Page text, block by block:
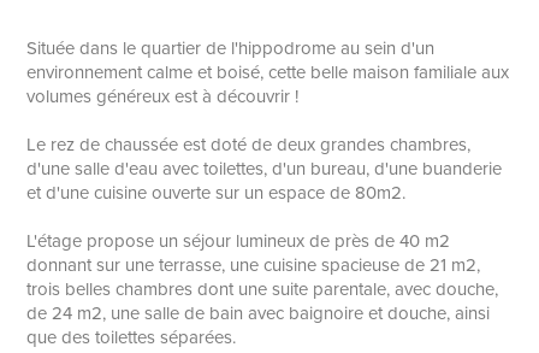
Située dans le quartier de l'hippodrome au sein d'un
environnement calme et boisé, cette belle maison familiale aux
volumes généreux est à découvrir !
Le rez de chaussée est doté de deux grandes chambres,
d'une salle d'eau avec toilettes, d'un bureau, d'une buanderie
et d'une cuisine ouverte sur un espace de 80m2.
L'étage propose un séjour lumineux de près de 40 m2
donnant sur une terrasse, une cuisine spacieuse de 21 m2,
trois belles chambres dont une suite parentale, avec douche,
de 24 m2, une salle de bain avec baignoire et douche, ainsi
que des toilettes séparées.